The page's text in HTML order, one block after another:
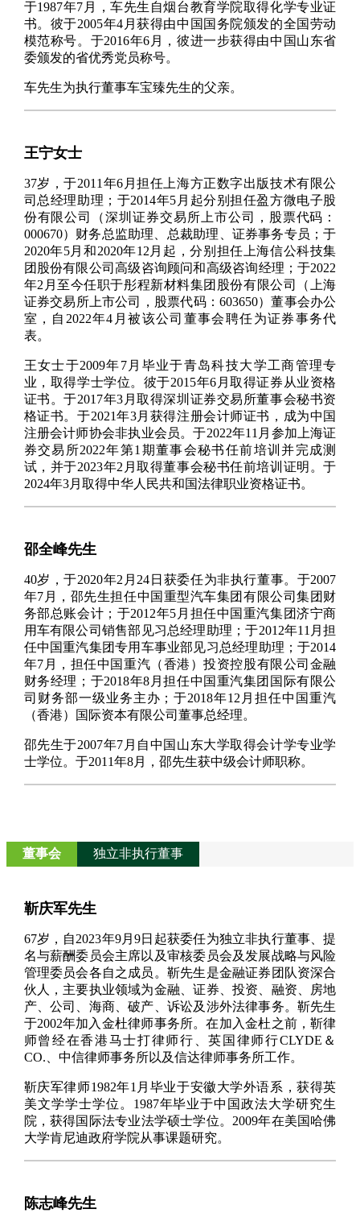
于1987年7月，车先生自烟台教育学院取得化学专业证
书。彼于2005年4月获得由中国国务院颁发的全国劳动
模范称号。于2016年6月，彼进一步获得由中国山东省
委颁发的省优秀党员称号。
车先生为执行董事车宝臻先生的父亲。
王宁女士
37岁，于2011年6月担任上海方正数字出版技术有限公
司总经理助理；于2014年5月起分别担任盈方微电子股
份有限公司（深圳证券交易所上市公司，股票代码：
000670）财务总监助理、总裁助理、证券事务专员；于
2020年5月和2020年12月起，分别担任上海信公科技集
团股份有限公司高级咨询顾问和高级咨询经理；于2022
年2月至今任职于彤程新材料集团股份有限公司（上海
证券交易所上市公司，股票代码：603650）董事会办公
室，自2022年4月被该公司董事会聘任为证券事务代
表。
王女士于2009年7月毕业于青岛科技大学工商管理专
业，取得学士学位。彼于2015年6月取得证券从业资格
证书。于2017年3月取得深圳证券交易所董事会秘书资
格证书。于2021年3月获得注册会计师证书，成为中国
注册会计师协会非执业会员。于2022年11月参加上海证
券交易所2022年第1期董事会秘书任前培训并完成测
试，并于2023年2月取得董事会秘书任前培训证明。于
2024年3月取得中华人民共和国法律职业资格证书。
邵全峰先生
40岁，于2020年2月24日获委任为非执行董事。于2007
年7月，邵先生担任中国重型汽车集团有限公司集团财
务部总账会计；于2012年5月担任中国重汽集团济宁商
用车有限公司销售部见习总经理助理；于2012年11月担
任中国重汽集团专用车事业部见习总经理助理；于2014
年7月，担任中国重汽（香港）投资控股有限公司金融
财务经理；于2018年8月担任中国重汽集团国际有限公
司财务部一级业务主办；于2018年12月担任中国重汽
（香港）国际资本有限公司董事总经理。
邵先生于2007年7月自中国山东大学取得会计学专业学
士学位。于2011年8月，邵先生获中级会计师职称。
董事会 独立非执行董事
靳庆军先生
67岁，自2023年9月9日起获委任为独立非执行董事、提
名与薪酬委员会主席以及审核委员会及发展战略与风险
管理委员会各自之成员。靳先生是金融证券团队资深合
伙人，主要执业领域为金融、证券、投资、融资、房地
产、公司、海商、破产、诉讼及涉外法律事务。靳先生
于2002年加入金杜律师事务所。在加入金杜之前，靳律
师曾经在香港马士打律师行、英国律师行CLYDE＆
CO.、中信律师事务所以及信达律师事务所工作。
靳庆军律师1982年1月毕业于安徽大学外语系，获得英
美文学学士学位。1987年毕业于中国政法大学研究生
院，获得国际法专业法学硕士学位。2009年在美国哈佛
大学肯尼迪政府学院从事课题研究。
陈志峰先生